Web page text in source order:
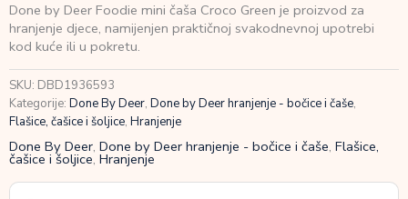
Foodie
mini
čaša
Croco
Green
količina
Done by Deer Foodie mini čaša Croco Green je proizvod za
hranjenje djece, namijenjen praktičnoj svakodnevnoj upotrebi
kod kuće ili u pokretu.
SKU: DBD1936593
Kategorije: Done By Deer, Done by Deer hranjenje - bočice i čaše,
Flašice, čašice i šoljice, Hranjenje
Done By Deer, Done by Deer hranjenje - bočice i čaše, Flašice,
čašice i šoljice, Hranjenje